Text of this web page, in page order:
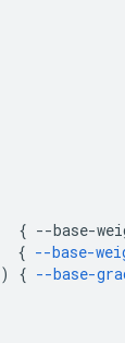
{ --base-
{ --base-
) { --base-